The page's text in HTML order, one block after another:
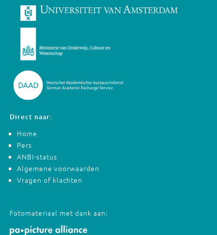
Direct naar:
Home
Pers
ANBI-status
Algemene voorwaarden
Vragen of klachten
Fotomateriaal met dank aan: